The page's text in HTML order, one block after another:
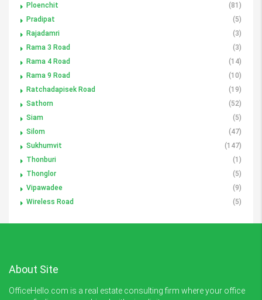
Ploenchit
(81)
Pradipat
(5)
Rajadamri
(3)
Rama 3 Road
(3)
Rama 4 Road
(14)
Rama 9 Road
(10)
Ratchadapisek Road
(19)
Sathorn
(52)
Siam
(5)
Silom
(47)
Sukhumvit
(147)
Thonburi
(1)
Thonglor
(5)
Vipawadee
(9)
Wireless Road
(5)
About Site
OfficeHello.com is a real estate consulting firm where your office